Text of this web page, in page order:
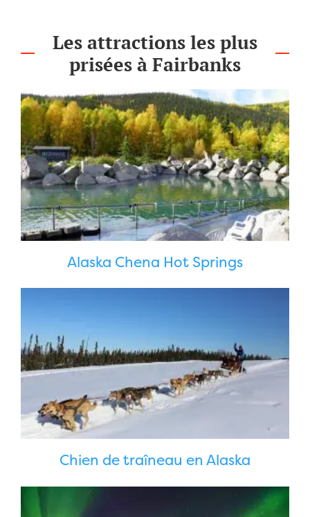
Les attractions les plus
prisées à Fairbanks
Alaska Chena Hot Springs
Chien de traîneau en Alaska